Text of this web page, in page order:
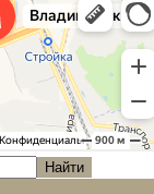
Найти